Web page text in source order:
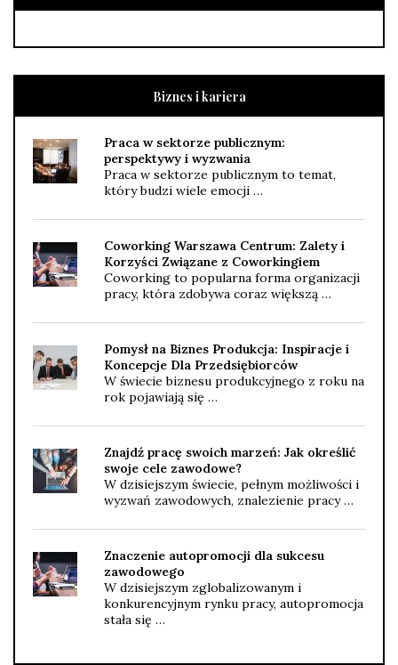
Biznes i kariera
Praca w sektorze publicznym:
perspektywy i wyzwania
Praca w sektorze publicznym to temat,
który budzi wiele emocji …
Coworking Warszawa Centrum: Zalety i
Korzyści Związane z Coworkingiem
Coworking to popularna forma organizacji
pracy, która zdobywa coraz większą …
Pomysł na Biznes Produkcja: Inspiracje i
Koncepcje Dla Przedsiębiorców
W świecie biznesu produkcyjnego z roku na
rok pojawiają się …
Znajdź pracę swoich marzeń: Jak określić
swoje cele zawodowe?
W dzisiejszym świecie, pełnym możliwości i
wyzwań zawodowych, znalezienie pracy …
Znaczenie autopromocji dla sukcesu
zawodowego
W dzisiejszym zglobalizowanym i
konkurencyjnym rynku pracy, autopromocja
stała się …